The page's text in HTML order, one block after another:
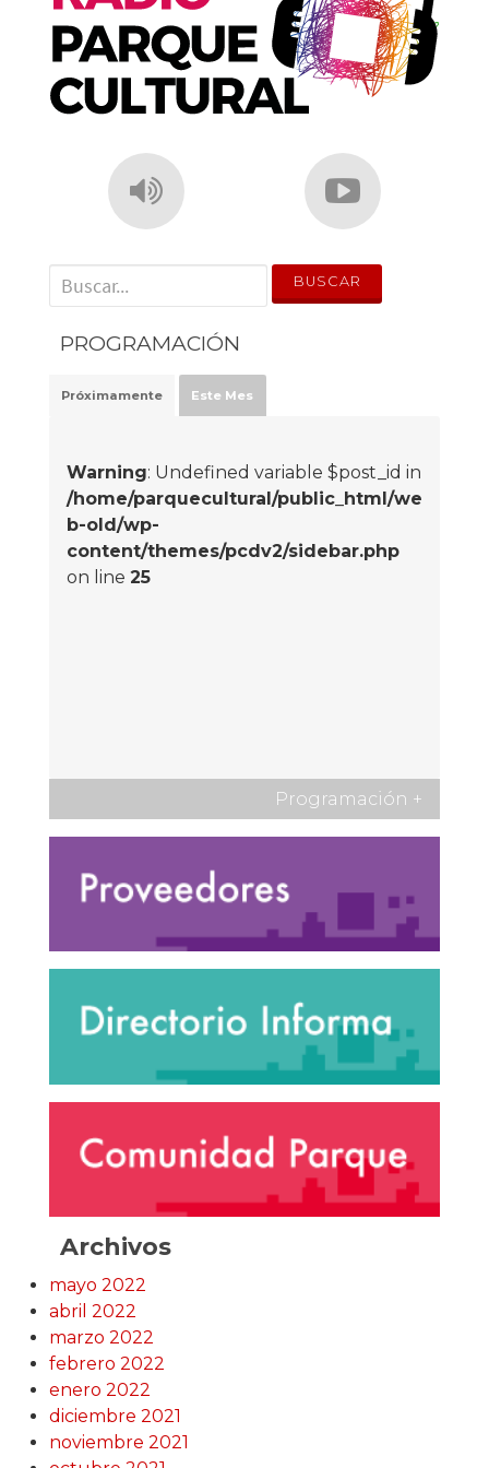
' . __('Search for:') . '
PROGRAMACIÓN
Próximamente Este Mes
Warning: Undefined variable $post_id in
/home/parquecultural/public_html/we
b-old/wp-
content/themes/pcdv2/sidebar.php
on line 25
Programación +
Archivos
mayo 2022
abril 2022
marzo 2022
febrero 2022
enero 2022
diciembre 2021
noviembre 2021